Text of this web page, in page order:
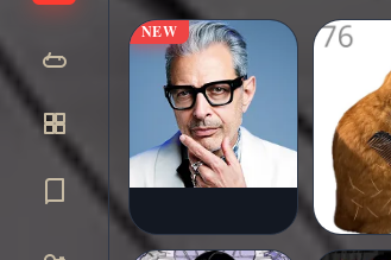
NEW